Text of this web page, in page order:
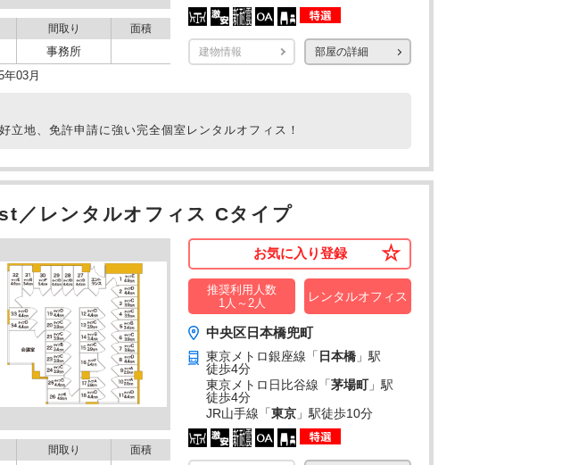
間取り 面積
事務所
年03月
建物情報 部屋の詳細
立地、免許申請に強い完全個室レンタルオフィス！
／レンタルオフィス Cタイプ
間取り 面積
お気に入り登録
推奨利用人数
1人～2人
レンタルオフィス
中央区日本橋兜町
東京メトロ銀座線「 日本橋 」駅
徒歩4分
東京メトロ日比谷線「茅場町」駅
徒歩4分
JR山手線「東京 」駅徒歩10分